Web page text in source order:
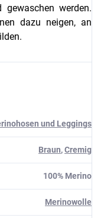
werden.
dazu neigen, an
und Leggings
Braun,Cremig
100% Merino
Merinowolle